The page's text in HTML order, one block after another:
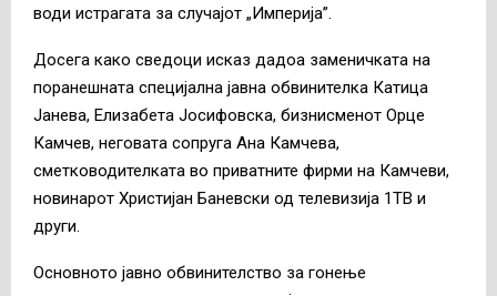
води истрагата за случајот „Империја”.
Досега како сведоци исказ дадоа заменичката на
поранешната специјална јавна обвинителка Катица
Јанева, Елизабета Јосифовска, бизнисменот Орце
Камчев, неговата сопруга Ана Камчева,
сметководителката во приватните фирми на Камчеви,
новинарот Христијан Баневски од телевизија 1ТВ и
други.
Основното јавно обвинителство за гонење